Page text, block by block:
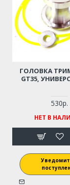
ГОЛОВКА
GT35,
530р.
НЕТ В